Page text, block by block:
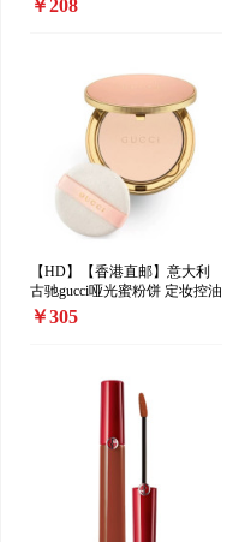
￥208
【HD】【香港直邮】意大利
古驰gucci哑光蜜粉饼 定妆控油
散粉10g 00#
￥305